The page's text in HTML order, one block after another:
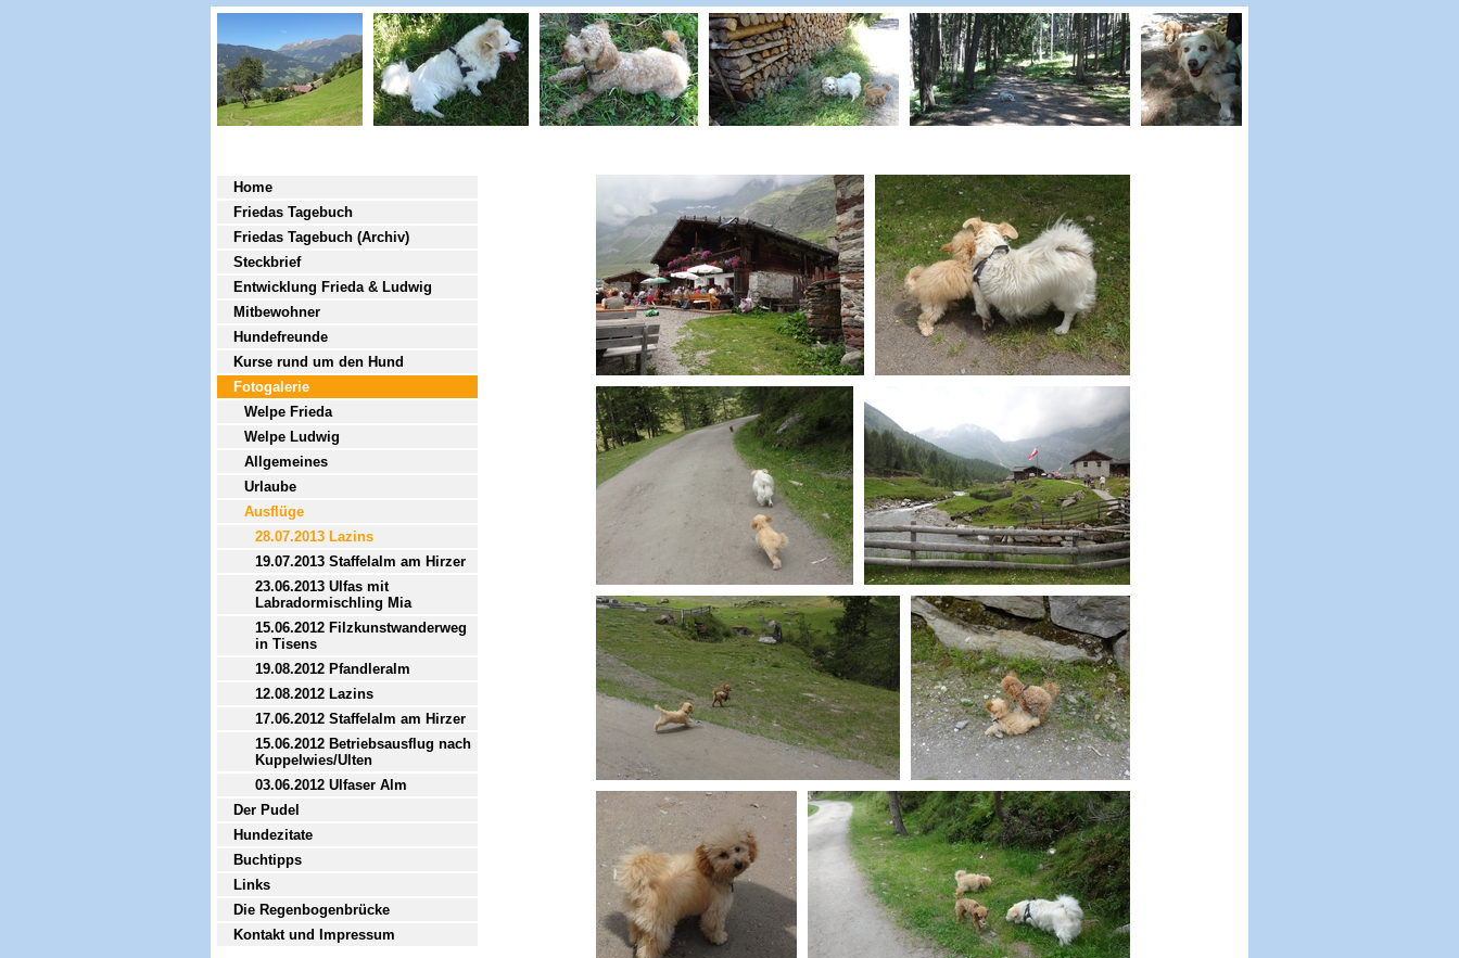
Home
Friedas Tagebuch
Friedas Tagebuch (Archiv)
Steckbrief
Entwicklung Frieda & Ludwig
Mitbewohner
Hundefreunde
Kurse rund um den Hund
Fotogalerie
Welpe Frieda
Welpe Ludwig
Allgemeines
Urlaube
Ausflüge
28.07.2013 Lazins
19.07.2013 Staffelalm am Hirzer
23.06.2013 Ulfas mit
Labradormischling Mia
15.06.2012 Filzkunstwanderweg
in Tisens
19.08.2012 Pfandleralm
12.08.2012 Lazins
17.06.2012 Staffelalm am Hirzer
15.06.2012 Betriebsausflug nach
Kuppelwies/Ulten
03.06.2012 Ulfaser Alm
Der Pudel
Hundezitate
Buchtipps
Links
Die Regenbogenbrücke
Kontakt und Impressum